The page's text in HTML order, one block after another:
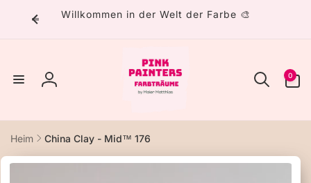
Inhalt
Willkommen in der Welt der Farbe 🎨
Einloggen
0
Artikel
Heim China Clay - Mid™ 176